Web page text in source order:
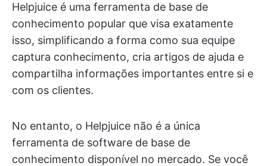
Helpjuice é uma ferramenta de base de
conhecimento popular que visa exatamente
isso, simplificando a forma como sua equipe
captura conhecimento, cria artigos de ajuda e
compartilha informações importantes entre si e
com os clientes.
No entanto, o Helpjuice não é a única
ferramenta de software de base de
conhecimento disponível no mercado. Se você